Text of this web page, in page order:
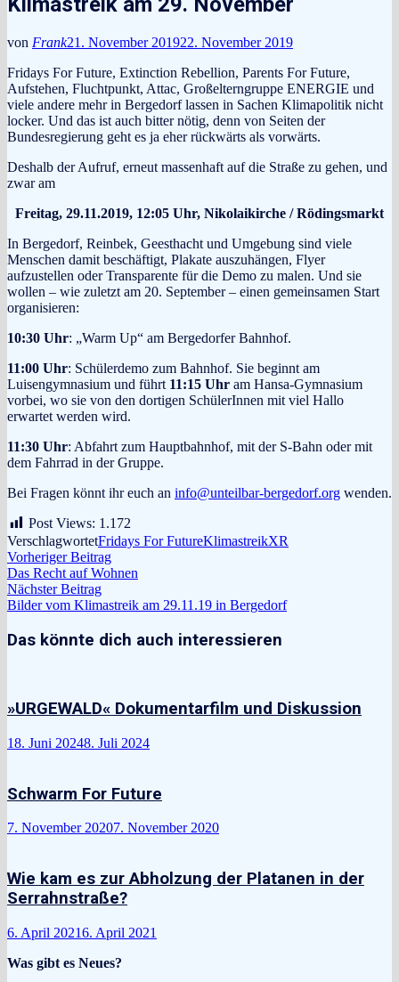
von Frank21. November 201922. November 2019
Fridays For Future, Extinction Rebellion, Parents For Future,
Aufstehen, Fluchtpunkt, Attac, Großelterngruppe ENERGIE und
viele andere mehr in Bergedorf lassen in Sachen Klimapolitik nicht
locker. Und das ist auch bitter nötig, denn von Seiten der
Bundesregierung geht es ja eher rückwärts als vorwärts.
Deshalb der Aufruf, erneut massenhaft auf die Straße zu gehen, und
zwar am
Freitag, 29.11.2019, 12:05 Uhr, Nikolaikirche / Rödingsmarkt
In Bergedorf, Reinbek, Geesthacht und Umgebung sind viele
Menschen damit beschäftigt, Plakate auszuhängen, Flyer
aufzustellen oder Transparente für die Demo zu malen. Und sie
wollen – wie zuletzt am 20. September – einen gemeinsamen Start
organisieren:
10:30 Uhr: „Warm Up“ am Bergedorfer Bahnhof.
11:00 Uhr: Schülerdemo zum Bahnhof. Sie beginnt am
Luisengymnasium und führt 11:15 Uhr am Hansa-Gymnasium
vorbei, wo sie von den dortigen SchülerInnen mit viel Hallo
erwartet werden wird.
11:30 Uhr: Abfahrt zum Hauptbahnhof, mit der S-Bahn oder mit
dem Fahrrad in der Gruppe.
Bei Fragen könnt ihr euch an info@unteilbar-bergedorf.org wenden.
Post Views: 1.172
VerschlagwortetFridays For FutureKlimastreikXR
Beitragsnavigation
Vorheriger BeitragVorheriger
Beitrag:
Das Recht auf Wohnen
Nächster BeitragNächster
Beitrag:
Bilder vom Klimastreik am 29.11.19 in Bergedorf
Das könnte dich auch interessieren
»URGEWALD« Dokumentarfilm und Diskussion
18. Juni 20248. Juli 2024
Schwarm For Future
7. November 20207. November 2020
Wie kam es zur Abholzung der Platanen in der
Serrahnstraße?
6. April 20216. April 2021
Was gibt es Neues?